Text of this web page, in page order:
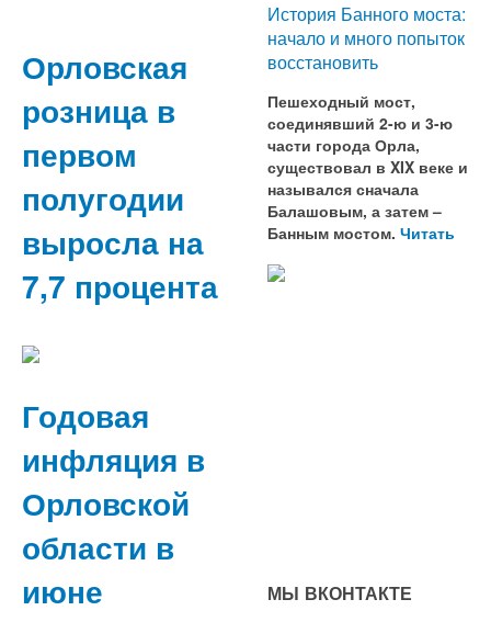
Орловская
розница в
первом
полугодии
выросла на
7,7 процента
Годовая
инфляция в
Орловской
области в
июне
История Банного моста:
начало и много попыток
восстановить
Пешеходный мост,
соединявший 2-ю и 3-ю
части города Орла,
существовал в XIX веке и
назывался сначала
Балашовым, а затем –
Банным мостом. Читать
МЫ ВКОНТАКТЕ